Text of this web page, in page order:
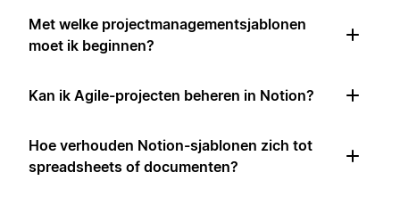
Met welke projectmanagementsjablonen
moet ik beginnen?
Kan ik Agile-projecten beheren in Notion?
Hoe verhouden Notion-sjablonen zich tot
spreadsheets of documenten?